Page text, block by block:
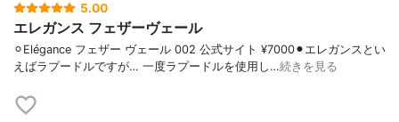
5.00
エレガンス フェザーヴェール
⚪︎Elégance フェザー ヴェール 002 公式サイト ¥7000⚫︎エレガンスとい
えばラプードルですが… 一度ラプードルを使用し…続きを見る